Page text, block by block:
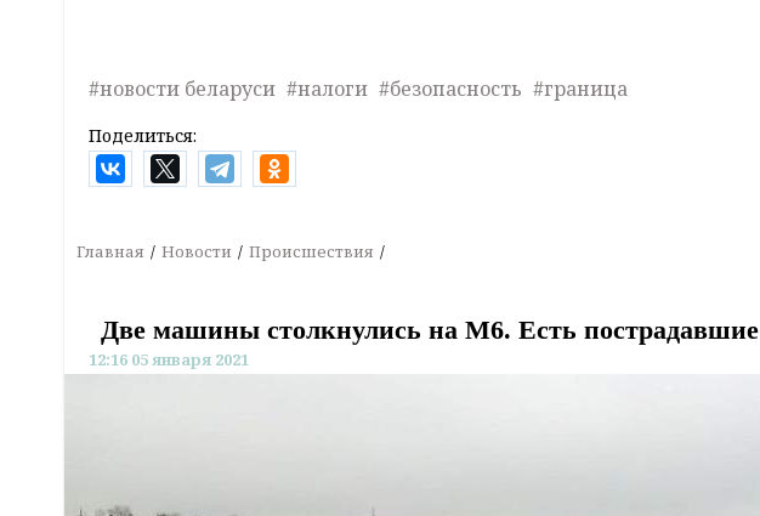
#новости беларуси #налоги #безопасность #граница
Поделиться:
Главная Новости Происшествия
Две машины столкнулись на М6. Есть пострадавшие
12:16 05 января 2021